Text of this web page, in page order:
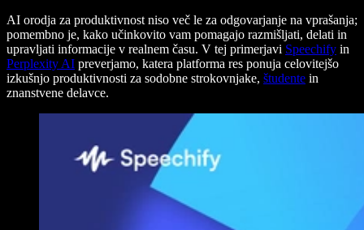
AI orodja za produktivnost niso več le za odgovarjanje na vprašanja;
pomembno je, kako učinkovito vam pomagajo razmišljati, delati in
upravljati informacije v realnem času. V tej primerjavi Speechify in
Perplexity AI preverjamo, katera platforma res ponuja celovitejšo
izkušnjo produktivnosti za sodobne strokovnjake, študente in
znanstvene delavce.